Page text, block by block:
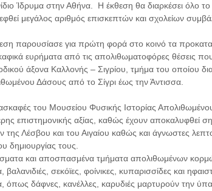
Ίδρυμα στην Αθήνα. Η έκθεση θα διαρκέσει όλο
μεγάλος αριθμός επισκεπτών και σχολείων
παρουσίασε για πρώτη φορά στο κοινό τα
ευρήματα από τις απολιθωματοφόρες θέσεις
άξονα Καλλονής – Σιγρίου, τμήμα του οποίου
Δάσους από το Σίγρι έως την Άντισσα.
του Μουσείου Φυσικής Ιστορίας
επιστημονικής αξίας, καθώς έχουν
της Λέσβου και του Αιγαίου καθώς και άγνωστες
δημιουργίας τους.
και αποσπασμένα τμήματα απολιθωμένων
βαλανιδιές, σεκόϊες, φοίνικες, κυπαρισσίδες και
όπως δάφνες, κανέλλες, καρυδιές μαρτυρούν την